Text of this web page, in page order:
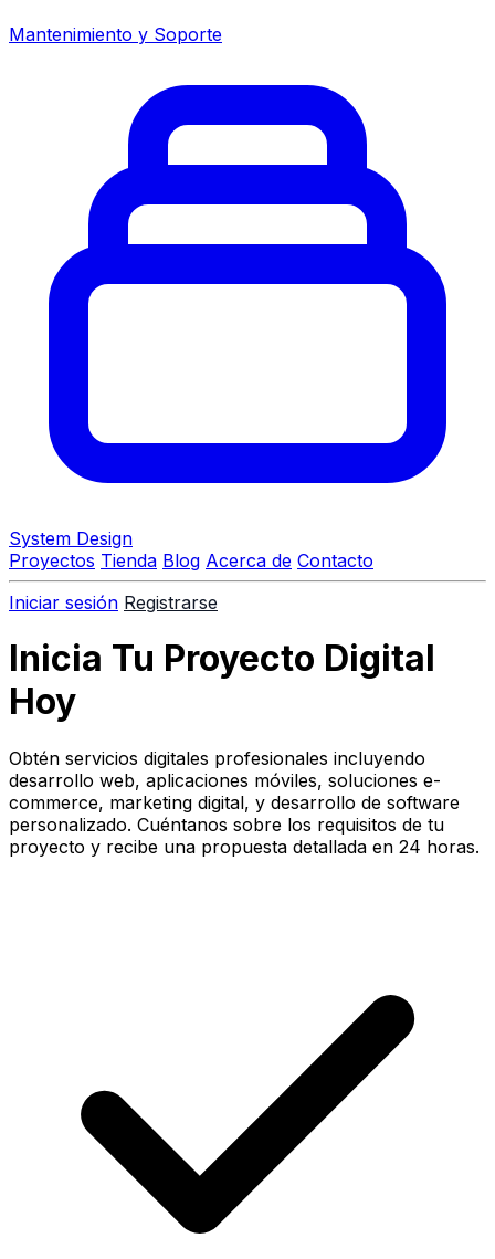
Mantenimiento y Soporte
System Design
Proyectos Tienda Blog Acerca de Contacto
Iniciar sesión Registrarse
Inicia Tu Proyecto Digital
Hoy
Obtén servicios digitales profesionales incluyendo
desarrollo web, aplicaciones móviles, soluciones e-
commerce, marketing digital, y desarrollo de software
personalizado. Cuéntanos sobre los requisitos de tu
proyecto y recibe una propuesta detallada en 24 horas.